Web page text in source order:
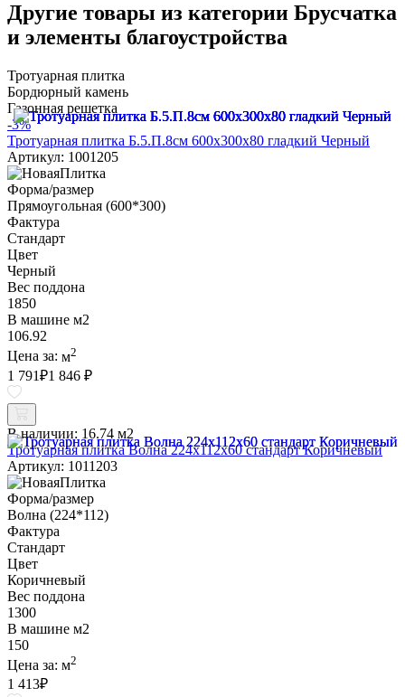
Другие товары из категории Брусчатка
и элементы благоустройства
Тротуарная плитка
Бордюрный камень
Газонная решетка
-3%
Тротуарная плитка Б.5.П.8см 600х300х80 гладкий Черный
Артикул: 1001205
Форма/размер
Прямоугольная (600*300)
Фактура
Стандарт
Цвет
Черный
Вес поддона
1850
В машине м2
106.92
Цена за: м2
1 791₽1 846 ₽
В наличии: 16.74 м2
Тротуарная плитка Волна 224х112х60 стандарт Коричневый
Артикул: 1011203
Форма/размер
Волна (224*112)
Фактура
Стандарт
Цвет
Коричневый
Вес поддона
1300
В машине м2
150
Цена за: м2
1 413₽